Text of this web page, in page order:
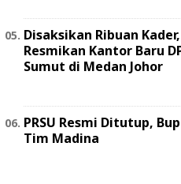
Disaksikan Ribuan
Resmikan Kantor Baru
Sumut di Medan Johor
PRSU Resmi Ditutup,
Tim Madina